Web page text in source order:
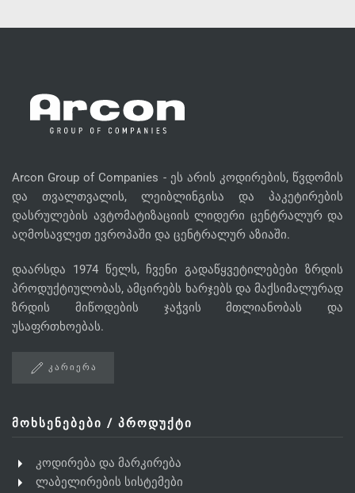
Arcon Group of Companies - ეს არის კოდირების, წვდომის
და თვალთვალის, ლეიბლინგისა და პაკეტირების
დასრულების ავტომატიზაციის ლიდერი ცენტრალურ და
აღმოსავლეთ ევროპაში და ცენტრალურ აზიაში.
დაარსდა 1974 წელს, ჩვენი გადაწყვეტილებები ზრდის
პროდუქტიულობას, ამცირებს ხარჯებს და მაქსიმალურად
ზრდის მიწოდების ჯაჭვის მთლიანობას და
უსაფრთხოებას.
ᲙᲐᲠᲘᲔᲠᲐ
ᲛᲝᲮᲡᲔᲜᲔᲑᲔᲑᲘ / ᲞᲠᲝᲓᲣᲥᲢᲘ
კოდირება და მარკირება
ლაბელირების სისტემები